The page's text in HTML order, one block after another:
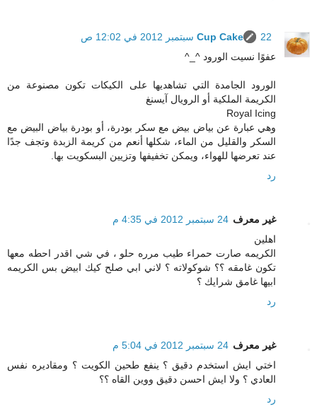
Cup Cake
22 سبتمبر 2012 في 12:02 ص
عفوًا نسيت الورود ^_^
الورود الجامدة التي تشاهديها على الكيكات تكون مصنوعة من
الكريمة الملكية أو الرويال آيسنغ
Royal Icing
وهي عبارة عن بياض بيض مع سكر بودرة، أو بودرة بياض البيض مع
السكر والقليل من الماء، شكلها أنعم من كريمة الزبدة وتجف جدًا
عند تعرضها للهواء، ويمكن تخفيفها وتزيين البسكويت بها.
رد
غير معرف 24 سبتمبر 2012 في 4:35 م
اهلين
الكريمه صارت حمراء طيب مرره حلو ، في شي اقدر احطه معها
تكون غامقه ؟؟ شوكولاته ؟ لاني ابي صلح كيك ابيض بس الكريمه
ابيها غامق شرايك ؟
رد
غير معرف 24 سبتمبر 2012 في 5:04 م
اختي ايش استخدم دقيق ؟ ينفع طحين الكويت ؟ ومقاديره نفس
العادي ؟ ولا ايش احسن دقيق ووين القاه ؟؟
رد